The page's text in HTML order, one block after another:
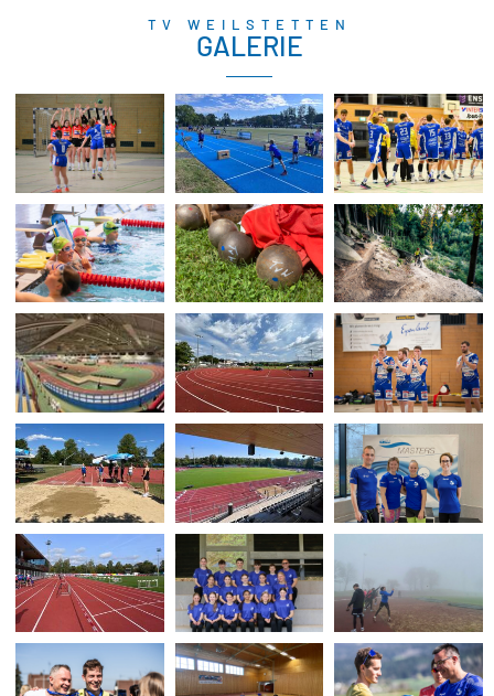
TV WEILSTETTEN
GALERIE